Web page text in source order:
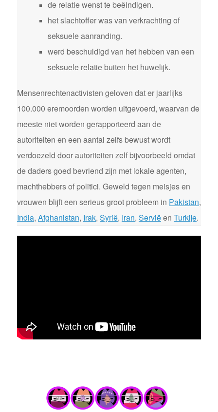
de relatie wenst te beëindigen.
het slachtoffer was van verkrachting of
seksuele aanranding.
werd beschuldigd van het hebben van een
seksuele relatie buiten het huwelijk.
Mensenrechtenactivisten geloven dat er jaarlijks
100.000 eremoorden worden uitgevoerd, waarvan de
meeste niet worden gerapporteerd aan de
autoriteiten en een aantal zelfs bewust wordt
verdoezeld door autoriteiten zelf bijvoorbeeld omdat
de daders goed bevriend zijn met lokale agenten,
machthebbers of politici. Geweld tegen meisjes en
vrouwen blijft een serieus groot probleem in Pakistan,
India, Afghanistan, Irak, Syrië, Iran, Serviëen Turkije.